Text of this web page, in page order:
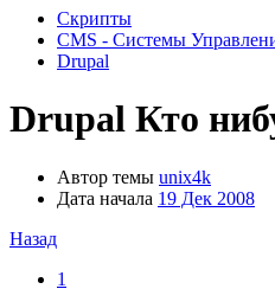
Скрипты
CMS - Системы
Drupal
Drupal Кто
Автор темы unix4k
Дата начала 19 Дек 2008
Назад
1